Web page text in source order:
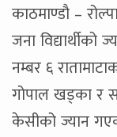
काठमाण्डाै –
जना विद्यार्थीको
नम्बर ६
गोपाल खड्का र
केसीको ज्यान